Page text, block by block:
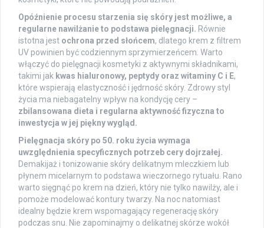
Opóźnienie procesu starzenia się skóry jest możliwe, a
regularne nawilżanie to podstawa pielęgnacji. Równie
istotna jest ochrona przed słońcem, dlatego krem z filtrem
UV powinien być codziennym sprzymierzeńcem. Warto
włączyć do pielęgnacji kosmetyki z aktywnymi składnikami,
takimi jak kwas hialuronowy, peptydy oraz witaminy C i E,
które wspierają elastyczność i jędrność skóry. Zdrowy styl
życia ma niebagatelny wpływ na kondycję cery –
zbilansowana dieta i regularna aktywność fizyczna to
inwestycja w jej piękny wygląd.
Pielęgnacja skóry po 50. roku życia wymaga
uwzględnienia specyficznych potrzeb cery dojrzałej.
Demakijaż i tonizowanie skóry delikatnym mleczkiem lub
płynem micelarnym to podstawa wieczornego rytuału. Rano
warto sięgnąć po krem na dzień, który nie tylko nawilży, ale i
pomoże modelować kontury twarzy. Na noc natomiast
idealny będzie krem wspomagający regenerację skóry
podczas snu. Nie zapominajmy o delikatnej skórze wokół